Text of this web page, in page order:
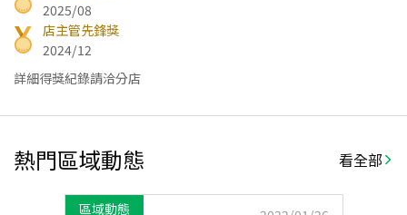
2025/08
店主管先鋒獎
2024/12
詳細得獎紀錄請洽分店
熱門區域動態 看全部
區域動態